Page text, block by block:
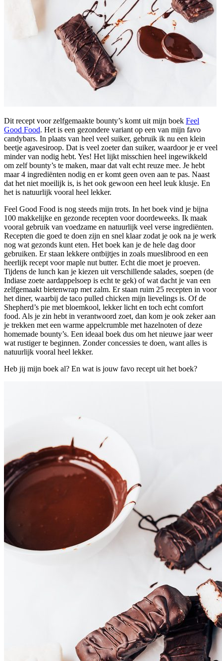
Dit recept voor zelfgemaakte bounty’s komt uit mijn boek Feel
Good Food. Het is een gezondere variant op een van mijn favo
candybars. In plaats van heel veel suiker, gebruik ik nu een klein
beetje agavesiroop. Dat is veel zoeter dan suiker, waardoor je er veel
minder van nodig hebt. Yes! Het lijkt misschien heel ingewikkeld
om zelf bounty’s te maken, maar dat valt echt reuze mee. Je hebt
maar 4 ingrediënten nodig en er komt geen oven aan te pas. Naast
dat het niet moeilijk is, is het ook gewoon een heel leuk klusje. En
het is natuurlijk vooral heel lekker.
Feel Good Food is nog steeds mijn trots. In het boek vind je bijna
100 makkelijke en gezonde recepten voor doordeweeks. Ik maak
vooral gebruik van voedzame en natuurlijk veel verse ingrediënten.
Recepten die goed te doen zijn en snel klaar zodat je ook na je werk
nog wat gezonds kunt eten. Het boek kan je de hele dag door
gebruiken. Er staan lekkere ontbijtjes in zoals mueslibrood en een
heerlijk recept voor maple nut butter. Echt die moet je proeven.
Tijdens de lunch kan je kiezen uit verschillende salades, soepen (de
Indiase zoete aardappelsoep is echt te gek) of wat dacht je van een
zelfgemaakt bietenwrap met zalm. Er staan ruim 25 recepten in voor
het diner, waarbij de taco pulled chicken mijn lievelings is. Of de
Shepherd’s pie met bloemkool, lekker licht en toch echt comfort
food. Als je zin hebt in verantwoord zoet, dan kom je ook zeker aan
je trekken met een warme appelcrumble met hazelnoten of deze
homemade bounty’s. Een ideaal boek dus om het nieuwe jaar weer
wat rustiger te beginnen. Zonder concessies te doen, want alles is
natuurlijk vooral heel lekker.
Heb jij mijn boek al? En wat is jouw favo recept uit het boek?